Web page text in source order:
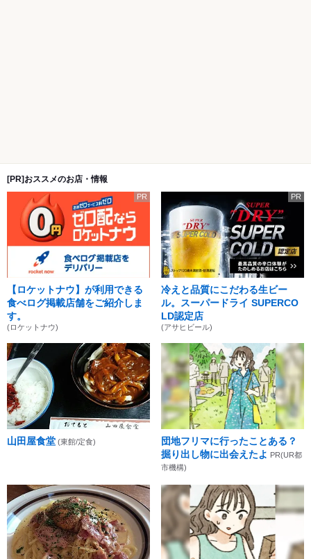
[PR]おススメのお店・情報
PR
【ロケットナウ】が利用できる
食べログ掲載店舗をご紹介しま
す。
(ロケットナウ)
PR
冷えと品質にこだわる生ビー
ル。スーパードライ SUPERCO
LD認定店
(アサヒビール)
山田屋食堂 (東館/定食)
団地フリマに行ったことある？
掘り出し物に出会えたよ PR(UR都
市機構)